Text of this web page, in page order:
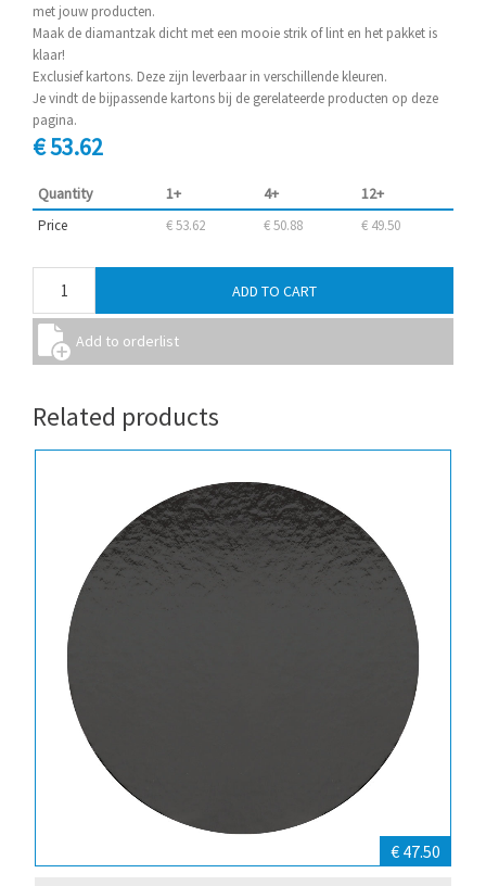
met jouw producten.
Maak de diamantzak dicht met een mooie strik of lint en het pakket is
klaar!
Exclusief kartons. Deze zijn leverbaar in verschillende kleuren.
Je vindt de bijpassende kartons bij de gerelateerde producten op deze
pagina.
€ 53.62
Quantity 1+ 4+ 12+
Price € 53.62 € 50.88 € 49.50
Related products
€ 47.50